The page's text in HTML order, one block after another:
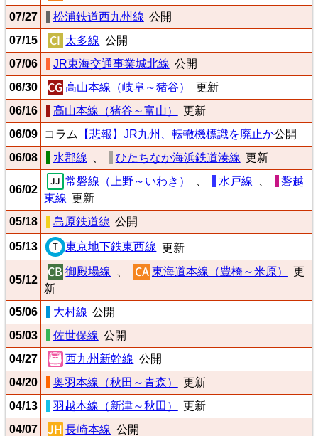
07/27
松浦鉄道西九州線 公開
07/15
太多線 公開
07/06
JR東海交通事業城北線 公開
06/30
高山本線（岐阜～猪谷）
更新
06/16
高山本線（猪谷～富山）
更新
06/09
コラム 【悲報】JR九州、転轍機標識を廃止か公開
06/08
水郡線 ひたちなか海浜鉄道湊線 更新
06/02
常磐線（上野～いわき） 水戸線
磐越
東線 更新
05/18
島原鉄道線 公開
05/13 東京地下鉄東西線 更新
05/12
御殿場線 東海道本線（豊橋～米原）
更
新
05/06
大村線 公開
05/03
佐世保線 公開
04/27
西九州新幹線 公開
04/20
奥羽本線（秋田～青森）
更新
04/13
羽越本線（新津～秋田）
更新
04/07
長崎本線 公開